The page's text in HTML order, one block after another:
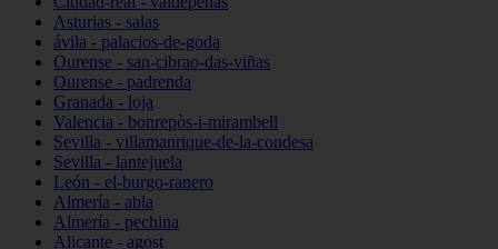
Asturias - salas
ávila - palacios-de-goda
Ourense - san-cibrao-das-viñas
Ourense - padrenda
Granada - loja
Valencia - bonrepòs-i-mirambell
Sevilla - villamanrique-de-la-condesa
Sevilla - lantejuela
León - el-burgo-ranero
Almería - abla
Almería - pechina
Alicante - agost